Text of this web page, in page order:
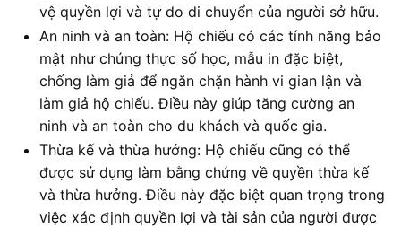
vệ quyền lợi và tự do di chuyển của người sở hữu.
An ninh và an toàn: Hộ chiếu có các tính năng bảo
mật như chứng thực số học, mẫu in đặc biệt,
chống làm giả để ngăn chặn hành vi gian lận và
làm giả hộ chiếu. Điều này giúp tăng cường an
ninh và an toàn cho du khách và quốc gia.
Thừa kế và thừa hưởng: Hộ chiếu cũng có thể
được sử dụng làm bằng chứng về quyền thừa kế
và thừa hưởng. Điều này đặc biệt quan trọng trong
việc xác định quyền lợi và tài sản của người được